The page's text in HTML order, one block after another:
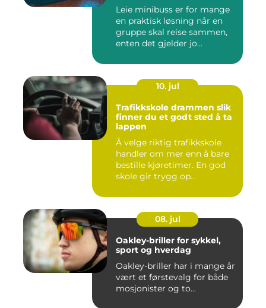
Leie minibuss er for mange
en praktisk løsning når en
gruppe skal reise sammen,
enten det gjelder jo...
10. jul
Trafikkskole drammen slik
finner du et godt sted å ta
lappen
Å velge riktig trafikkskole
handler om mer enn å bare
bestille kjøretimer. En god
skole gir trygg op...
08. jul
Oakley-briller for sykkel,
sport og hverdag
Oakley-briller har i mange år
vært et førstevalg for både
mosjonister og to...